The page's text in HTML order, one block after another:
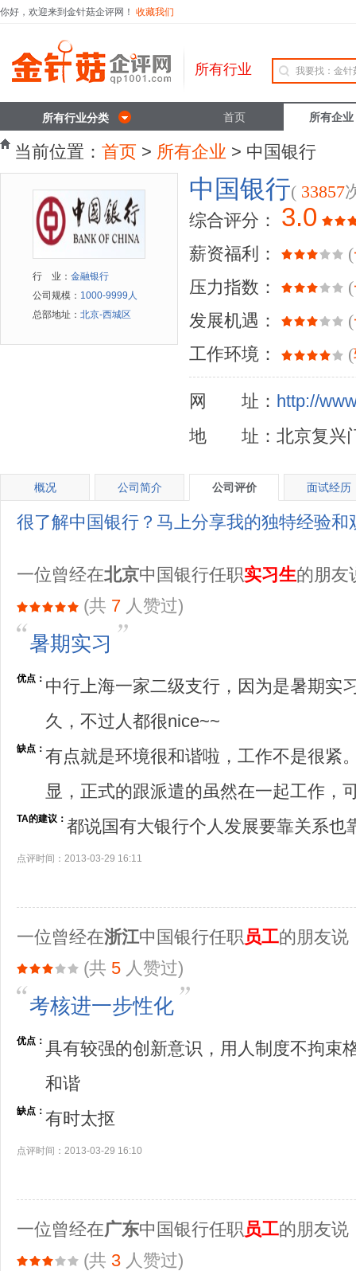
你好，欢迎来到金针菇企评网！ 收藏我们
所有行业
所有行业分类 首页 所有企业
当前位置： 首页 > 所有企业 > 中国银行
行 业： 金融银行
公司规模： 1000-9999人
总部地址： 北京-西城区
中国银行( 33857
综合评分：
3.0
薪资福利： (
压力指数：
(
发展机遇：
(
工作环境：
(
网 址： http://
地 址：北京复兴
概况 公司简介 公司评价 面试经历
很了解中国银行？马上分享我的独特经验和
一位曾经在北京中国银行任职实习生的朋友
(共 7 人赞过)
暑期实习
优点： 中行上海一家二级支行，因为是暑期实
久，不过人都很nice~~
缺点： 有点就是环境很和谐啦，工作不是很紧
显，正式的跟派遣的虽然在一起工作，
TA的建议： 都说国有大银行个人发展要靠关系也
点评时间：2013-03-29 16:11
一位曾经在浙江中国银行任职 员工的朋友说
(共 5 人赞过)
考核进一步性化
优点： 具有较强的创新意识，用人制度不拘束
和谐
缺点： 有时太抠
点评时间：2013-03-29 16:10
一位曾经在广东中国银行任职 员工的朋友说
(共 3 人赞过)